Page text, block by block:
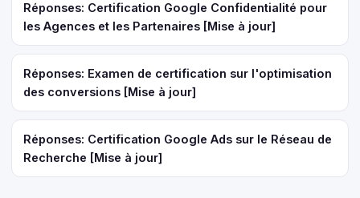
Réponses: Certification Google Confidentialité pour
les Agences et les Partenaires [Mise à jour]
Réponses: Examen de certification sur l'optimisation
des conversions [Mise à jour]
Réponses: Certification Google Ads sur le Réseau de
Recherche [Mise à jour]